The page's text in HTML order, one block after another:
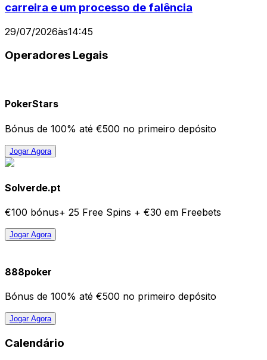
carreira e um processo de falência
29/07/2026às14:45
Operadores Legais
PokerStars
Bónus de 100% até €500 no primeiro depósito
Jogar Agora
Solverde.pt
€100 bónus+ 25 Free Spins + €30 em Freebets
Jogar Agora
888poker
Bónus de 100% até €500 no primeiro depósito
Jogar Agora
Calendário